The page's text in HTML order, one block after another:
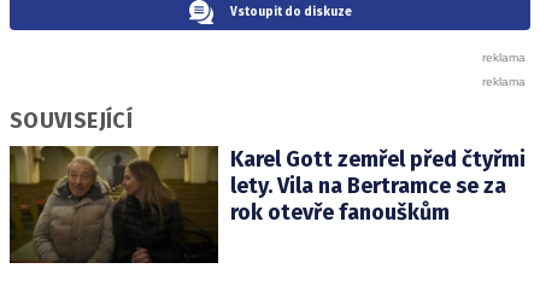
Vstoupit do diskuze
SOUVISEJÍCÍ
Karel Gott zemřel před čtyřmi
lety. Vila na Bertramce se za
rok otevře fanouškům